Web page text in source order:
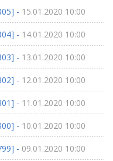
- 15.01.2020 10:00
- 14.01.2020 10:00
- 13.01.2020 10:00
- 12.01.2020 10:00
- 11.01.2020 10:00
- 10.01.2020 10:00
- 09.01.2020 10:00